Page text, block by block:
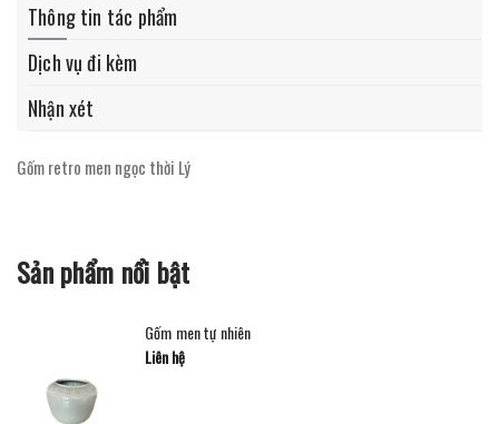
Thông tin tác phẩm
Dịch vụ đi kèm
Nhận xét
Gốm retro men ngọc thời Lý
Sản phẩm nổi bật
Gốm men tự nhiên
Liên hệ